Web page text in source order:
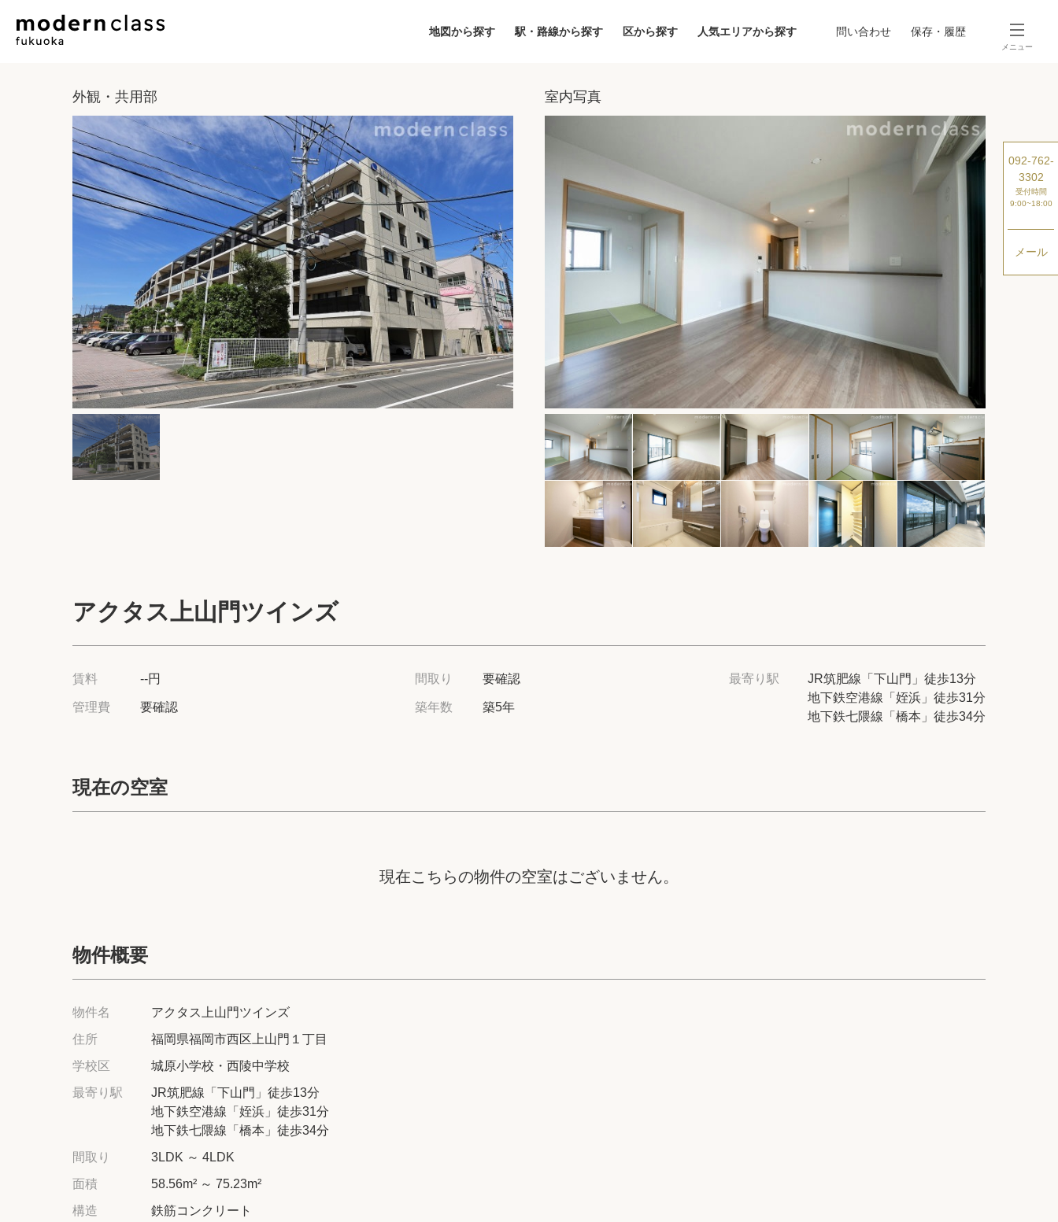
地図から探す 駅・路線から探す 区から探す 人気エリアから探す 問い合わせ 保存・履歴
メニュー
駅・路線から探す
区から探す
人気エリアから探す
アクセスランキング
保存した物件
閲覧履歴
保存した検索条件
店舗・スタッフ紹介
希望条件を伝えてプロに探してもらう
modern classについて
会社概要
外観・共用部 室内写真
アクタス上山門ツインズ
賃料 --円 間取り 要確認
管理費 要確認 築年数 築5年
最寄り駅
JR筑肥線「下山門」徒歩13分
地下鉄空港線「姪浜」徒歩31分
地下鉄七隈線「橋本」徒歩34分
現在の空室
現在こちらの物件の空室はございません。
物件概要
物件名
アクタス上山門ツインズ
住所
福岡県福岡市西区上山門１丁目
学校区
城原小学校・西陵中学校
最寄り駅
JR筑肥線「下山門」徒歩13分
地下鉄空港線「姪浜」徒歩31分
地下鉄七隈線「橋本」徒歩34分
間取り
3LDK ～ 4LDK
面積
58.56m² ～ 75.23m²
構造
鉄筋コンクリート
092-762-
3302
受付時間
9:00~18:00
メール